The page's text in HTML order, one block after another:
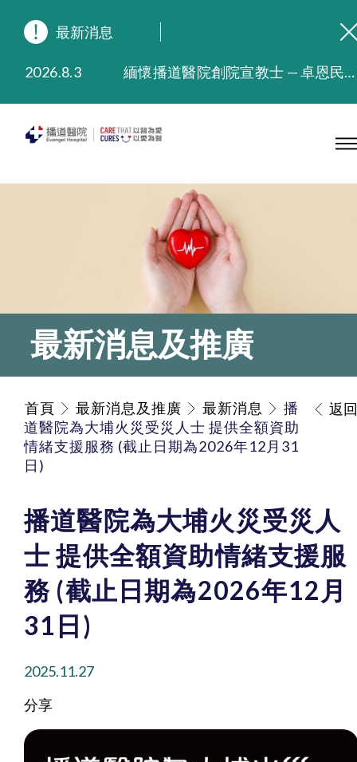
最新消息
2026.8.3
緬懷播道醫院創院宣教士 — 卓恩民醫生香港追思會
2025.9.23
本院在暴雨或颱風警告信號 (包括黑色暴雨及8號或以上熱帶氣旋警告信號) 下，仍會維持有限度服務。如有查詢，可致電2711 5222。
2025.7.21
播道醫院手機App已推出查閱病歷記錄及求診資料功能，請即下載
最新消息及推廣
首頁 最新消息及推廣 最新消息
播
道醫院為大埔火災受災人士 提供全額資助
情緒支援服務 (截止日期為2026年12月31
日)
返回
播道醫院為大埔火災受災人
士 提供全額資助情緒支援服
務 (截止日期為2026年12月
31日)
2025.11.27
分享